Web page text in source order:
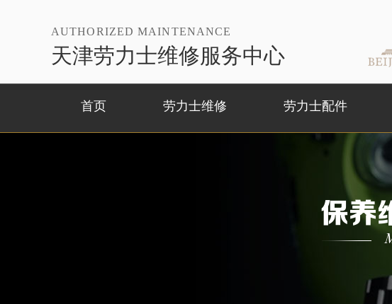
AUTHORIZED MAINTENANCE
天津劳力士维修服务中心
首页 劳力士维修 劳力士配件
保养